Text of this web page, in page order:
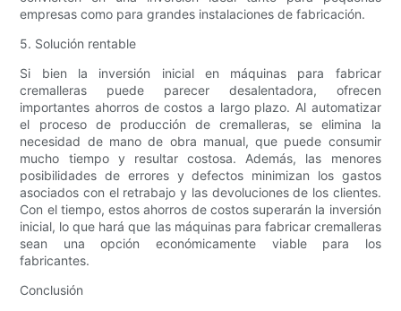
empresas como para grandes instalaciones de fabricación.
5. Solución rentable
Si bien la inversión inicial en máquinas para fabricar
cremalleras puede parecer desalentadora, ofrecen
importantes ahorros de costos a largo plazo. Al automatizar
el proceso de producción de cremalleras, se elimina la
necesidad de mano de obra manual, que puede consumir
mucho tiempo y resultar costosa. Además, las menores
posibilidades de errores y defectos minimizan los gastos
asociados con el retrabajo y las devoluciones de los clientes.
Con el tiempo, estos ahorros de costos superarán la inversión
inicial, lo que hará que las máquinas para fabricar cremalleras
sean una opción económicamente viable para los
fabricantes.
Conclusión